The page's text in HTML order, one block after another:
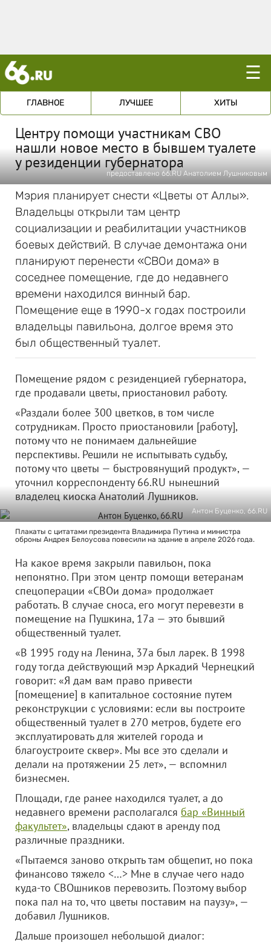
☰
ГЛАВНОЕ ЛУЧШЕЕ ХИТЫ
Центру помощи участникам СВО
нашли новое место в бывшем туалете
у резиденции губернатора
предоставлено 66.RU Анатолием Лушниковым
Мэрия планирует снести «Цветы от Аллы».
Владельцы открыли там центр
социализации и реабилитации участников
боевых действий. В случае демонтажа они
планируют перенести «СВОи дома» в
соседнее помещение, где до недавнего
времени находился винный бар.
Помещение еще в 1990-х годах построили
владельцы павильона, долгое время это
был общественный туалет.
Помещение рядом с резиденцией губернатора,
где продавали цветы, приостановил работу.
«Раздали более 300 цветков, в том числе
сотрудникам. Просто приостановили [работу],
потому что не понимаем дальнейшие
перспективы. Решили не испытывать судьбу,
потому что цветы — быстровянущий продукт», —
уточнил корреспонденту 66.RU нынешний
владелец киоска Анатолий Лушников.
Антон Буценко, 66.RU
Плакаты с цитатами президента Владимира Путина и министра
оброны Андрея Белоусова повесили на здание в апреле 2026 года.
На какое время закрыли павильон, пока
непонятно. При этом центр помощи ветеранам
спецоперации «СВОи дома» продолжает
работать. В случае сноса, его могут перевезти в
помещение на Пушкина, 17а — это бывший
общественный туалет.
«В 1995 году на Ленина, 37а был ларек. В 1998
году тогда действующий мэр Аркадий Чернецкий
говорит: «Я дам вам право привести
[помещение] в капитальное состояние путем
реконструкции с условиями: если вы построите
общественный туалет в 270 метров, будете его
эксплуатировать для жителей города и
благоустроите сквер». Мы все это сделали и
делали на протяжении 25 лет», — вспомнил
бизнесмен.
Площади, где ранее находился туалет, а до
недавнего времени располагался бар «Винный
факультет», владельцы сдают в аренду под
различные праздники.
«Пытаемся заново открыть там общепит, но пока
финансово тяжело <…> Мне в случае чего надо
куда-то СВОшников перевозить. Поэтому выбор
пока пал на то, что цветы поставим на паузу», —
добавил Лушников.
Дальше произошел небольшой диалог: